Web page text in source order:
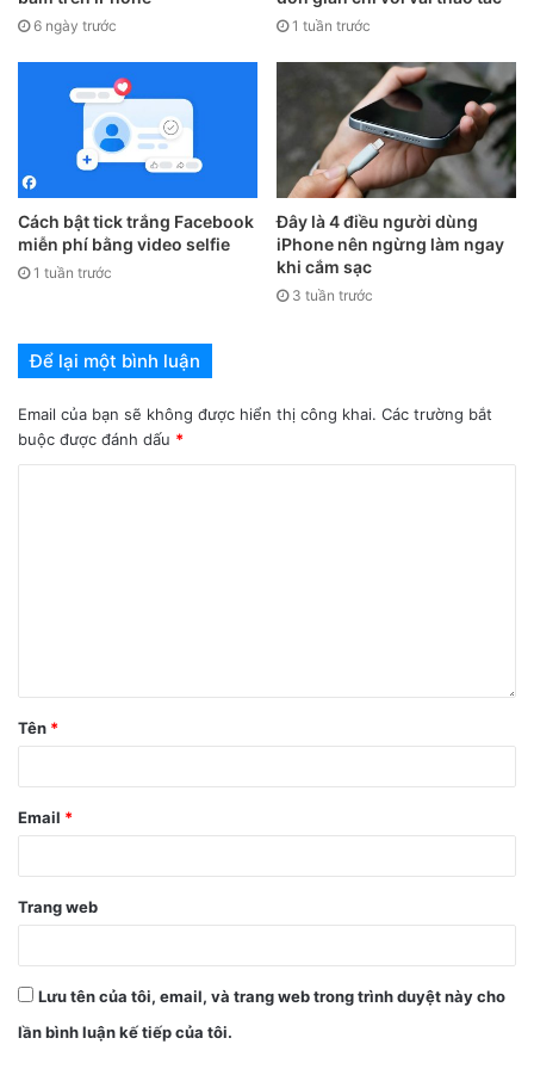
Link tải ứng dụng Vanced Tube cho iOS
6 ngày trước 1 tuần trước
Cách bật tick trắng Facebook
miễn phí bằng video selfie
1 tuần trước
Đây là 4 điều người dùng
iPhone nên ngừng làm ngay
khi cắm sạc
3 tuần trước
Để lại một bình luận
Email của bạn sẽ không được hiển thị công khai. Các trường bắt
buộc được đánh dấu *
Tên *
Email *
Trang web
Lưu tên của tôi, email, và trang web trong trình duyệt này cho
lần bình luận kế tiếp của tôi.